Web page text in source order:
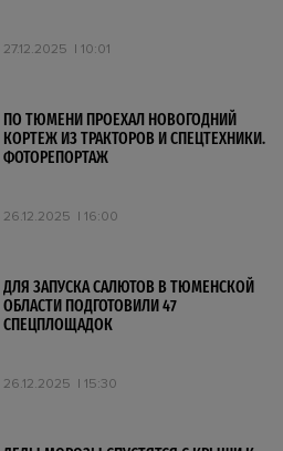
27.12.2025 10:01
ПО ТЮМЕНИ ПРОЕХАЛ НОВОГОДНИЙ
КОРТЕЖ ИЗ ТРАКТОРОВ И СПЕЦТЕХНИКИ.
ФОТОРЕПОРТАЖ
26.12.2025 16:00
ДЛЯ ЗАПУСКА САЛЮТОВ В ТЮМЕНСКОЙ
ОБЛАСТИ ПОДГОТОВИЛИ 47
СПЕЦПЛОЩАДОК
26.12.2025 15:30